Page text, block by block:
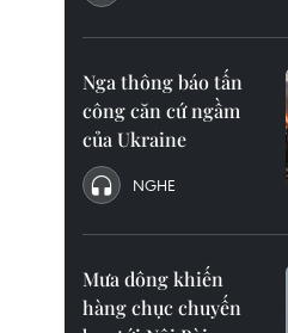
Nga thông báo tấn
công căn cứ ngầm
của Ukraine
NGHE
Mưa dông khiến
hàng chục chuyến